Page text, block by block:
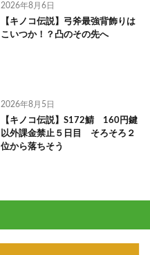
2026年8月6日
【キノコ伝説】弓斧最強背飾りは
こいつか！？凸のその先へ
2026年8月5日
【キノコ伝説】S172鯖 160円鍵
以外課金禁止５日目 そろそろ２
位から落ちそう